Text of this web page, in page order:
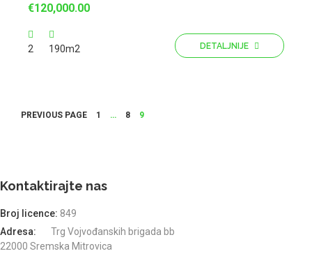
€120,000.00
2 190m2 DETALJNIJE
Кретање
PREVIOUS PAGE PAGE
1 … PAGE
8 PAGE
9
Kontaktirajte nas
Broj licence: 849
Adresa:
Trg Vojvođanskih brigada bb
22000 Sremska Mitrovica